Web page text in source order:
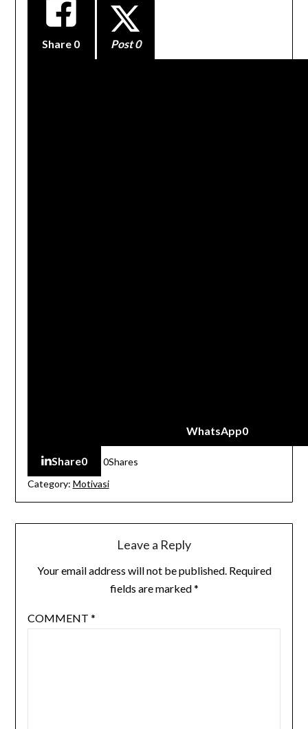
Share 0 Post 0
WhatsApp0
Share0 0Shares
Category: Motivasi
Leave a Reply
Your email address will not be published. Required
fields are marked*
COMMENT *